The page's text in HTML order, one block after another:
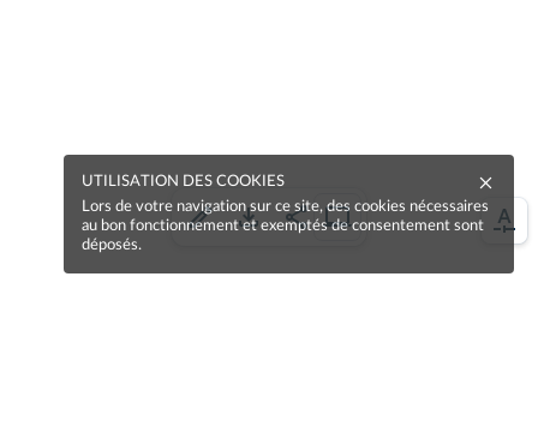
UTILISATION DES COOKIES
Lors de votre navigation sur ce site, des cookies nécessaires
au bon fonctionnement et exemptés de consentement sont
déposés.